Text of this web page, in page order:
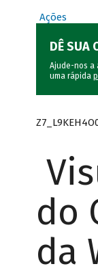
Ações
DÊ SUA
Ajude-nos a
uma rápida
do
da